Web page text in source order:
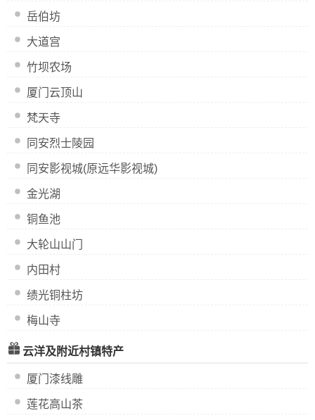
岳伯坊
大道宫
竹坝农场
厦门云顶山
梵天寺
同安烈士陵园
同安影视城(原远华影视城)
金光湖
铜鱼池
大轮山山门
内田村
绩光铜柱坊
梅山寺
云洋及附近村镇特产
厦门漆线雕
莲花高山茶